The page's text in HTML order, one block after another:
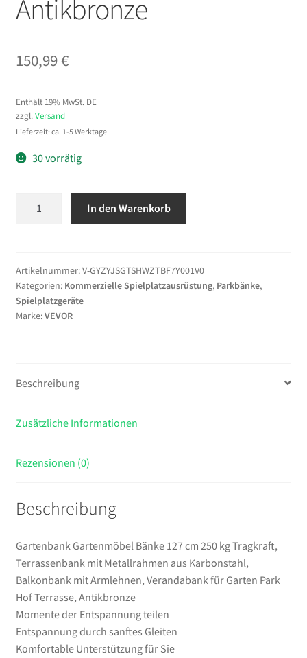
Antikbronze
150,99€
Enthält 19% MwSt. DE
zzgl. Versand
Lieferzeit: ca. 1-5 Werktage
30 vorrätig
127
cm
250
kg
Metallrahmen
Karbonstahl,
mit
für
Park
Hof
Terrasse,
Antikbronze
Menge
In den Warenkorb
Artikelnummer:V-GYZYJSGTSHWZTBF7Y001V0
Kategorien: Kommerzielle Spielplatzausrüstung, Parkbänke,
Spielplatzgeräte
Marke:VEVOR
Beschreibung
Zusätzliche Informationen
Rezensionen (0)
Beschreibung
Gartenbank Gartenmöbel Bänke 127 cm 250 kg Tragkraft,
Terrassenbank mit Metallrahmen aus Karbonstahl,
Balkonbank mit Armlehnen, Verandabank für Garten Park
Hof Terrasse, Antikbronze
Momente der Entspannung teilen
Entspannung durch sanftes Gleiten
Komfortable Unterstützung für Sie